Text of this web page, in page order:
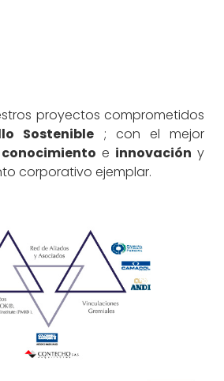
proyectos comprometidos
Sostenible ; con el mejor
conocimiento e innovación y
corporativo ejemplar.